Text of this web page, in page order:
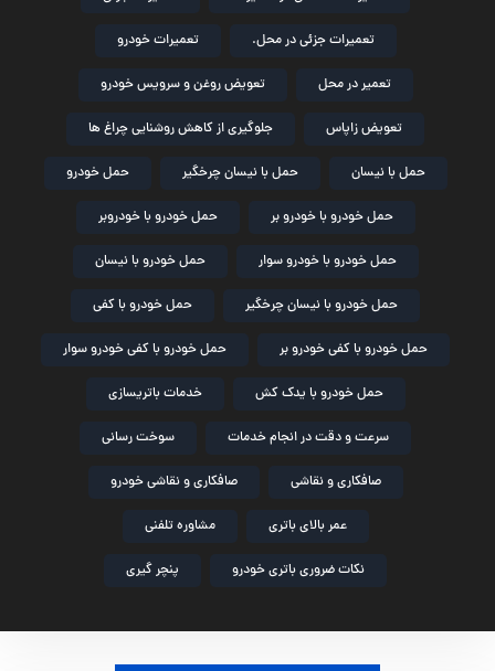
تعمیرات جزئی در محل. تعمیرات خودرو
تعمیر در محل تعویض روغن و سرویس خودرو
تعویض زاپاس جلوگیری از کاهش روشنایی چراغ ها
حمل با نیسان حمل با نیسان چرخگیر حمل خودرو
حمل خودرو با خودرو بر حمل خودرو با خودروبر
حمل خودرو با خودرو سوار حمل خودرو با نیسان
حمل خودرو با نیسان چرخگیر حمل خودرو با کفی
حمل خودرو با کفی خودرو بر حمل خودرو با کفی خودرو سوار
حمل خودرو با یدک کش خدمات باتریسازی
سرعت و دقت در انجام خدمات سوخت رسانی
صافکاری و نقاشی صافکاری و نقاشی خودرو
عمر بالای باتری مشاوره تلفنی
نکات ضروری باتری خودرو پنچر گیری